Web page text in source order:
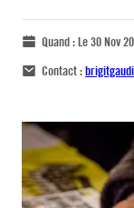
Quand :Le 30 Nov
Contact :